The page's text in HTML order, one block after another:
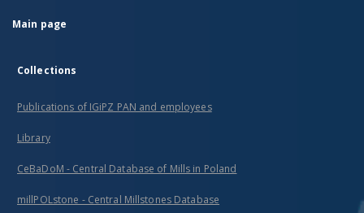
Main page
Collections
Publications of IGiPZ PAN and employees
Library
CeBaDoM - Central Database of Mills in Poland
millPOLstone - Central Millstones Database